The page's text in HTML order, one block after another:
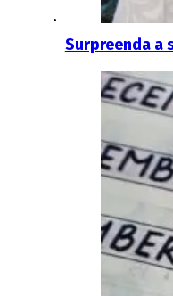
Surpreenda a